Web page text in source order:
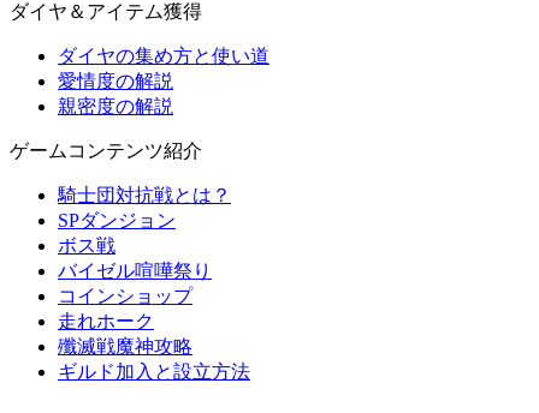
ダイヤ＆アイテム獲得
ダイヤの集め方と使い道
愛情度の解説
親密度の解説
ゲームコンテンツ紹介
騎士団対抗戦とは？
SPダンジョン
ボス戦
バイゼル喧嘩祭り
コインショップ
走れホーク
殲滅戦魔神攻略
ギルド加入と設立方法